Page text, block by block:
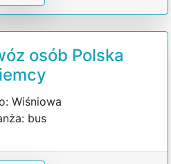
osób Polska
Wiśniowa
bus